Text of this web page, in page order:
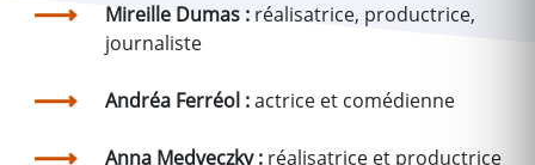
Mireille Dumas : réalisatrice, productrice,
journaliste
Andréa Ferréol :actrice et comédienne
Anna Medveczky : réalisatrice et productrice